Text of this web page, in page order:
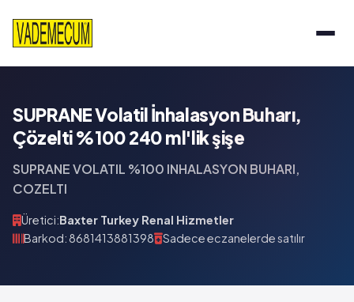
SUPRANE Volatil İnhalasyon Buharı,
Çözelti %100 240 ml'lik şişe
SUPRANE VOLATIL %100 INHALASYON BUHARI,
COZELTI
Üretici:Baxter Turkey Renal Hizmetler
Barkod: 8681413881398
Sadece eczanelerde satılır